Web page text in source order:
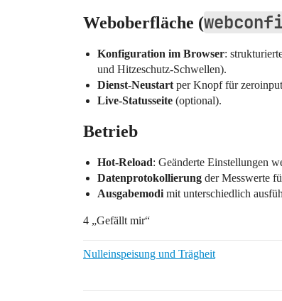
Weboberfläche (
Konfiguration im Browser:
und Hitzeschutz-Schwellen).
Dienst-Neustart per Knopf für
Live-Statusseite (optional).
Betrieb
Hot-Reload: Geänderte Einstellungen
Datenprotokollierung der Messwerte
Ausgabemodi mit unterschiedlich
4 „Gefällt mir“
Nulleinspeisung und Trägheit